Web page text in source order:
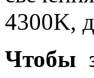
4300K,
Чтобы